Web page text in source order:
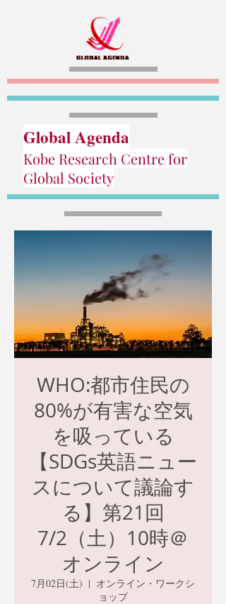
Global Agenda
Kobe Research Centre for
Global Society
WHO:都市住民の
80%が有害な空気
を吸っている
【SDGs英語ニュー
スについて議論す
る】第21回
7/2（土）10時＠
オンライン
7月02日(土)
  |
オンライン・ワークシ
ョップ